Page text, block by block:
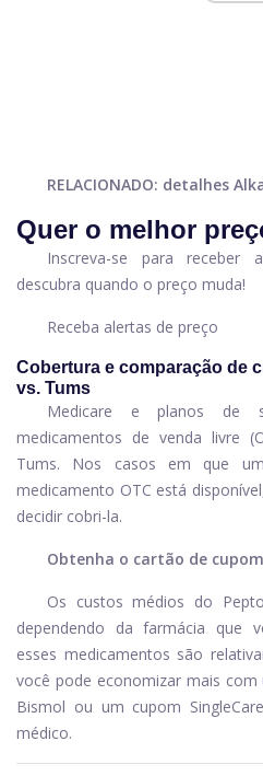
RELACIONADO: detalhes
Quer o melhor
Inscreva-se para
descubra quando o preço muda!
Receba alertas de preço
Cobertura e comparação de
vs. Tums
Medicare e planos de
medicamentos de venda livre
Tums. Nos casos em que
medicamento OTC está
decidir cobri-la.
Obtenha o cartão de
Os custos médios do
dependendo da farmácia que
esses medicamentos são
você pode economizar mais com
Bismol ou um cupom
médico.